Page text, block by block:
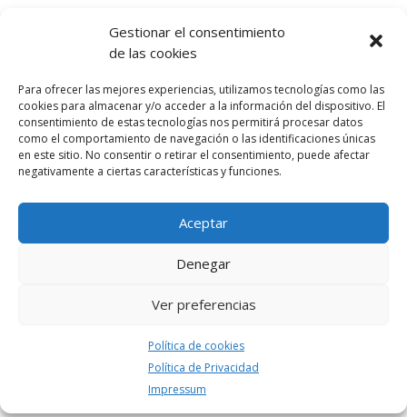
Gestionar el consentimiento
de las cookies
Para ofrecer las mejores experiencias, utilizamos tecnologías como las
cookies para almacenar y/o acceder a la información del dispositivo. El
consentimiento de estas tecnologías nos permitirá procesar datos
como el comportamiento de navegación o las identificaciones únicas
en este sitio. No consentir o retirar el consentimiento, puede afectar
negativamente a ciertas características y funciones.
Aceptar
Denegar
Ver preferencias
Política de cookies
Política de Privacidad
Impressum